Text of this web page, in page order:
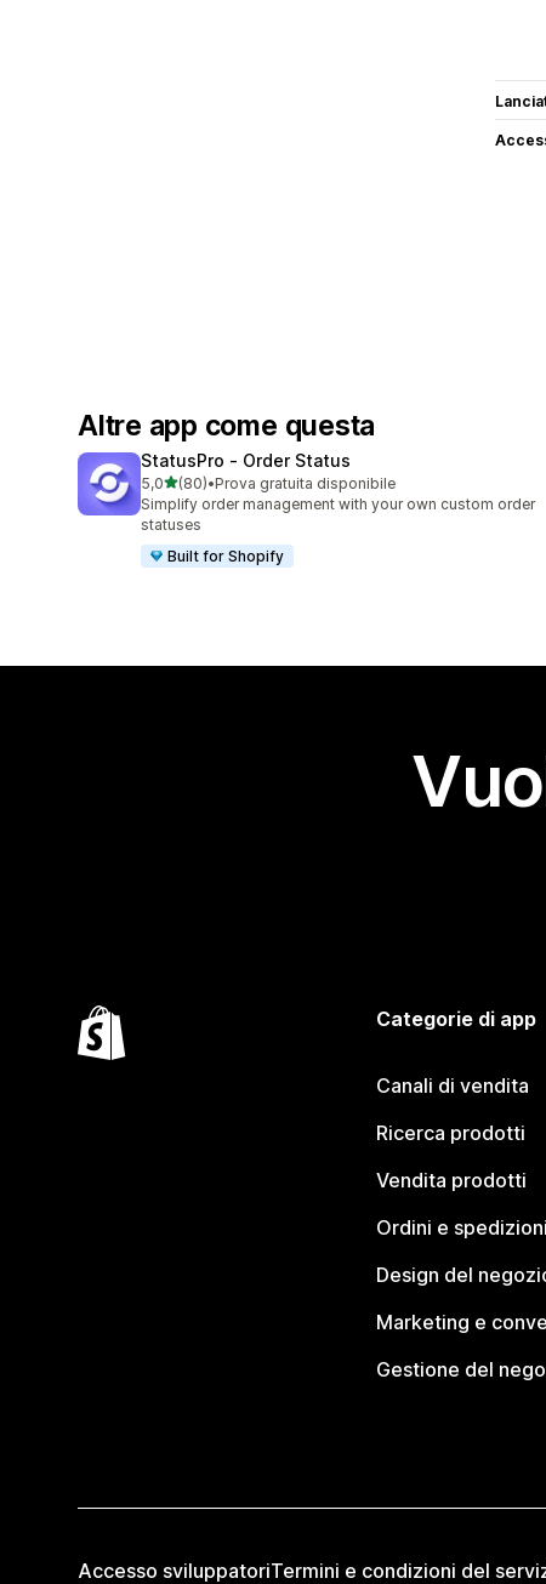
Altre app come questa
StatusPro ‑ Order Status
5,0stelle su 5
(80)
80 recensioni totali
•Prova gratuita disponibile
Simplify order management with your own custom order
statuses
Built for Shopify
Categorie di app
Canali di vendita
Ricerca prodotti
Vendita prodotti
Ordini e spedizioni
Design del
Marketing e
Gestione del
Accesso sviluppatoriTermini e condizioni del